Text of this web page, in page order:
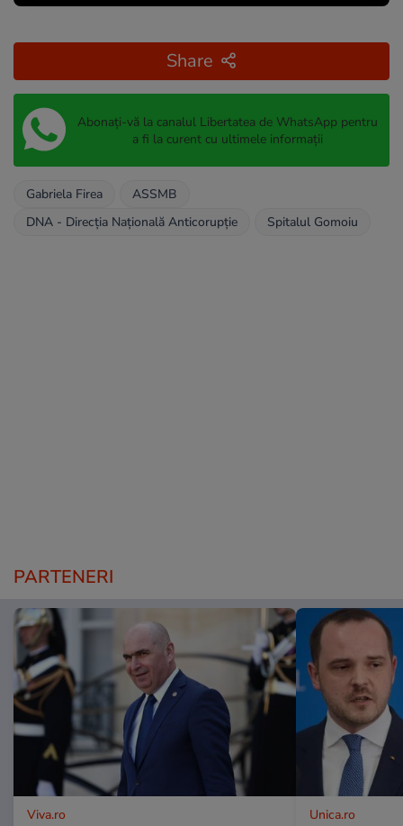
Share
Abonați-vă la canalul Libertatea de WhatsApp pentru
a fi la curent cu ultimele informații
Gabriela Firea
ASSMB
DNA - Direcția Națională Anticorupție
Spitalul Gomoiu
PARTENERI
Viva.ro Unica.ro